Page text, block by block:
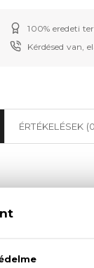
100% eredeti
Kérdésed van,
ÉRTÉKELÉSEK
De